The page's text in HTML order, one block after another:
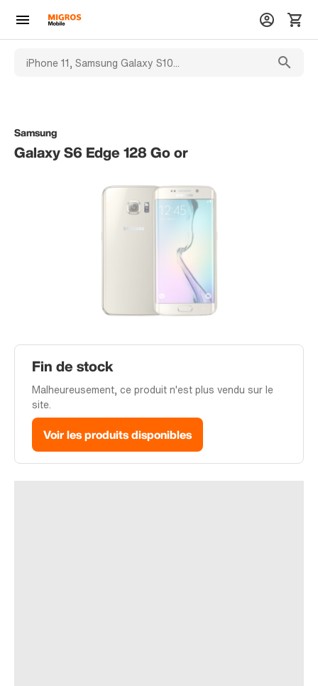
Samsung
Galaxy S6 Edge 128 Go or
Fin de stock
Malheureusement, ce produit n'est plus vendu sur le
site.
Voir les produits disponibles